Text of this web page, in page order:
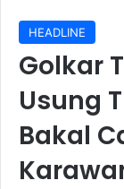
HEADLINE
Golkar
Usung
Bakal